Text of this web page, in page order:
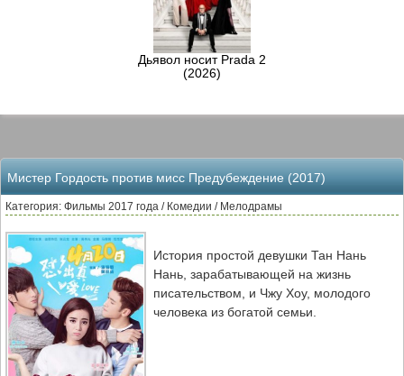
Дьявол носит Prada 2
(2026)
Мистер Гордость против мисс Предубеждение (2017)
Категория: Фильмы 2017 года / Комедии / Мелодрамы
История простой девушки Тан Нань
Нань, зарабатывающей на жизнь
писательством, и Чжу Хоу, молодого
человека из богатой семьи.